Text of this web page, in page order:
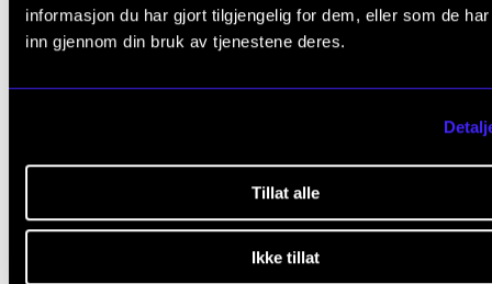
informasjon du har gjort tilgjengelig for dem, eller som de
inn gjennom din bruk av tjenestene deres.
Tillat alle
Ikke tillat
Ein annan ting eg kan love deg, er at du ikkje kan
åleine. Så ver ein ven, engasjer deg i noko du trur
kan vere eit band, men det kan òg vere eit
eller ein ideell organisasjon som kjempar for ein
folkerådgjevar, Per Fugelli: «Ikke vær et ettall på
deg om flokken din.»